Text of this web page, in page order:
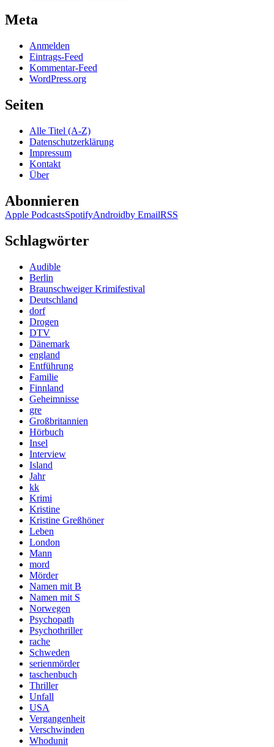
Meta
Anmelden
Eintrags-Feed
Kommentar-Feed
WordPress.org
Seiten
Alle Titel (A-Z)
Datenschutzerklärung
Impressum
Kontakt
Über
Abonnieren
Apple PodcastsSpotifyAndroidby EmailRSS
Schlagwörter
Audible
Berlin
Braunschweiger Krimifestival
Deutschland
dorf
Drogen
DTV
Dänemark
england
Entführung
Familie
Finnland
Geheimnisse
gre
Großbritannien
Hörbuch
Insel
Interview
Island
Jahr
kk
Krimi
Kristine
Kristine Greßhöner
Leben
London
Mann
mord
Mörder
Namen mit B
Namen mit S
Norwegen
Psychopath
Psychothriller
rache
Schweden
serienmörder
taschenbuch
Thriller
Unfall
USA
Vergangenheit
Verschwinden
Whodunit